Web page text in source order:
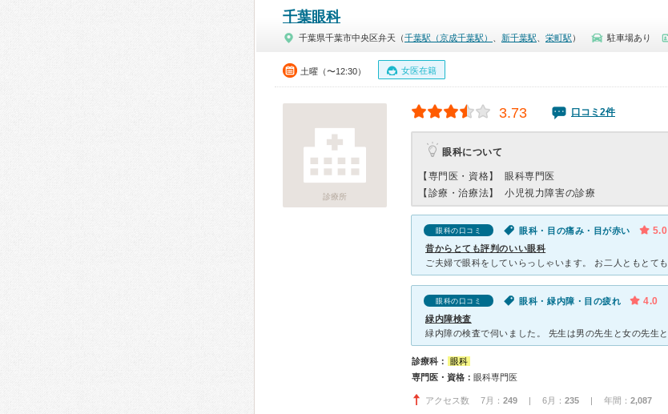
千葉眼科
千葉県千葉市中央区弁天（千葉駅（京成千葉駅） 新千葉駅 栄町駅 ） 駐車場あり
土曜（〜12:30） 女医在籍
診療所
3.73 口コミ2件
眼科について
【専門医・資格】
眼科専門医
【診療・治療法】
小児視力障害の診療
眼科の口コミ 眼科・目の痛み・目が赤い 5.0
昔からとても評判のいい眼科
眼科の口コミ 眼科・緑内障・目の疲れ 4.0
緑内障検査
診療科：
眼科
専門医・資格： 眼科専門医
アクセス数 7月： 249 | 6月： 235 | 年間： 2,087